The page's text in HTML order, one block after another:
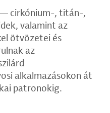
cirkónium-, titán-,
valamint az
ötvözetei és
az
alkalmazásokon át
patronokig.